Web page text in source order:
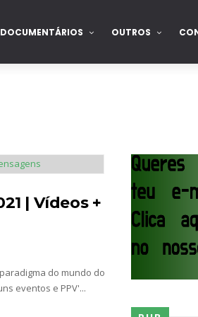
DOCUMENTÁRIOS OUTROS
Vice
| Vídeos +
do mundo do
eventos e PPV'...